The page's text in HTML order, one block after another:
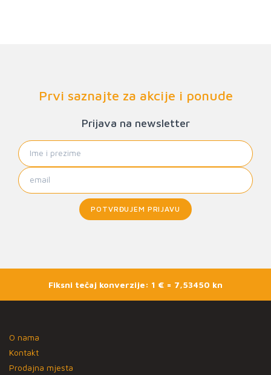
Prvi saznajte za akcije i ponude
Prijava na newsletter
POTVRĐUJEM PRIJAVU
Fiksni tečaj konverzije: 1 € = 7,53450 kn
O nama
Kontakt
Prodajna mjesta